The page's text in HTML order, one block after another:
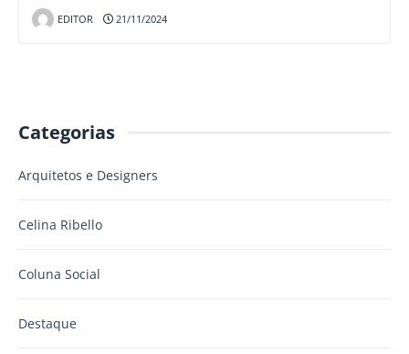
EDITOR 21/11/2024
Categorias
Arquitetos e Designers
Celina Ribello
Coluna Social
Destaque